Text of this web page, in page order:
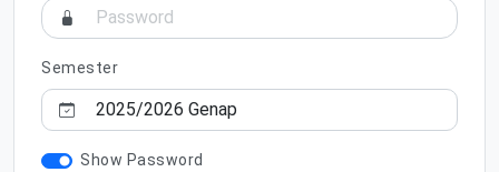
Semester
Show Password